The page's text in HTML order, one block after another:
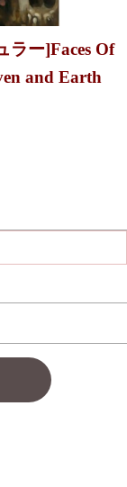
ラー]Faces Of
and Earth